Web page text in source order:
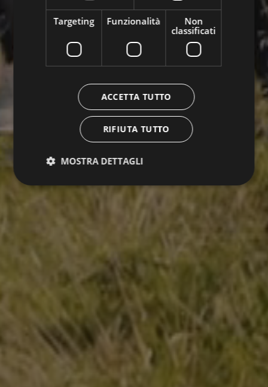
Targeting Funzionalità
Non
classificati
ACCETTA TUTTO
RIFIUTA TUTTO
MOSTRA DETTAGLI